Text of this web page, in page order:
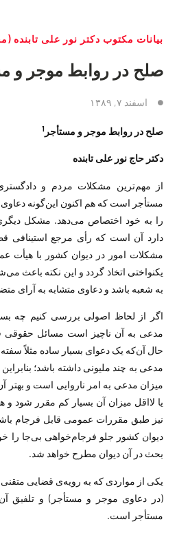
بیانات مکتوب دکتر نور علی تابنده
صلح در روابط موجر و
اسفند ۷, ۱۳۸۹
صلح در روابط موجر و مستأجر 1
دکتر حاج نور علی تابنده
از مهم‌ترین مشکلات مردم و
مستأجر است که هم اکنون این‌گونه
را به خود اختصاص می‌دهد. مشکل
دارد آن است که رأی مرجع استینافی
مشکلات امور در دیوان کشور با هیأت
یکنواختی اتخاذ گردد و این نکته باعث
به شعبه باشد و دعاوی متشابه به آرای
اگر از لحاظ اصولی بررسی کنیم چه
مدعی به آن ناچیز است مسائل
حال آن‌که یک دعوای بسیار ساده مثلاً
مدعی به چند ملیونی داشته باشد؛
میزان مدعی به امر ناروایی است و
یا لااقل میزان آن بسیار کم مقرر شود
نیز طبق مقررات عمومی قابل فرجام
دیوان کشور جلو فرجام‌خواهی بی‌جا را
بحث در آن دیوان مطرح خواهد شد.
یکی از مواردی که به رویه‌ی قضایی
مستأجر است.